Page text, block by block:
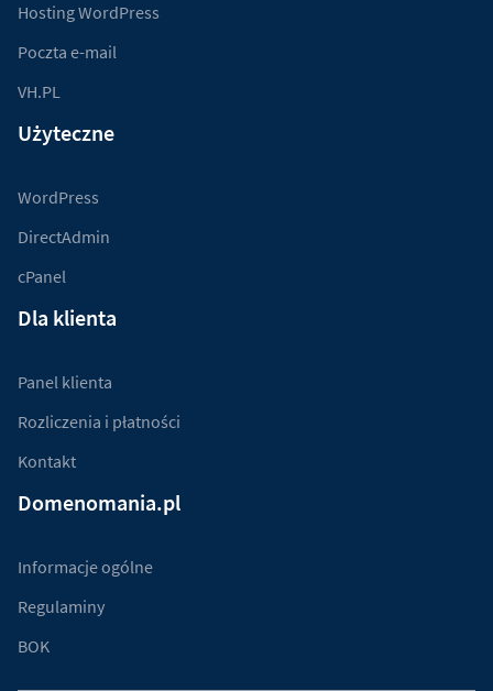
Hosting WordPress
Poczta e-mail
VH.PL
Użyteczne
WordPress
DirectAdmin
cPanel
Dla klienta
Panel klienta
Rozliczenia i płatności
Kontakt
Domenomania.pl
Informacje ogólne
Regulaminy
BOK